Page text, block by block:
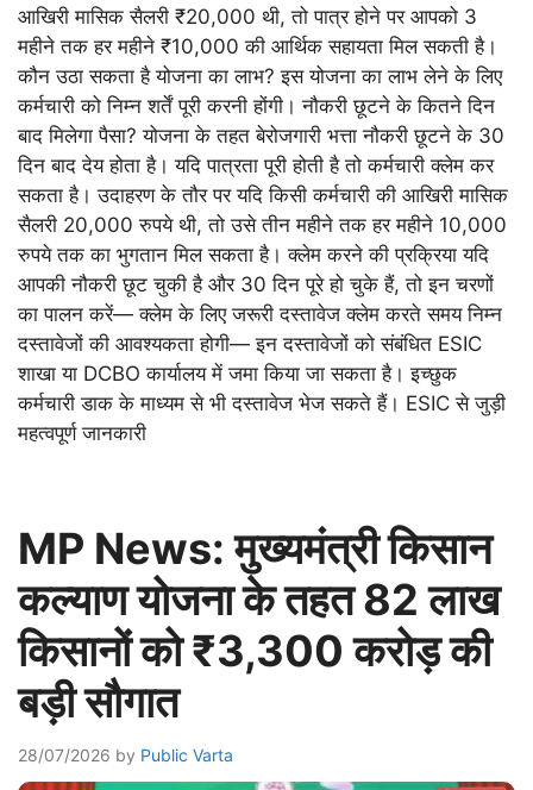
आखिरी मासिक सैलरी ₹20,000 थी, तो पात्र होने पर आपको 3
महीने तक हर महीने ₹10,000 की आर्थिक सहायता मिल सकती है।
कौन उठा सकता है योजना का लाभ? इस योजना का लाभ लेने के लिए
कर्मचारी को निम्न शर्तें पूरी करनी होंगी। नौकरी छूटने के कितने दिन
बाद मिलेगा पैसा? योजना के तहत बेरोजगारी भत्ता नौकरी छूटने के 30
दिन बाद देय होता है। यदि पात्रता पूरी होती है तो कर्मचारी क्लेम कर
सकता है। उदाहरण के तौर पर यदि किसी कर्मचारी की आखिरी मासिक
सैलरी 20,000 रुपये थी, तो उसे तीन महीने तक हर महीने 10,000
रुपये तक का भुगतान मिल सकता है। क्लेम करने की प्रक्रिया यदि
आपकी नौकरी छूट चुकी है और 30 दिन पूरे हो चुके हैं, तो इन चरणों
का पालन करें— क्लेम के लिए जरूरी दस्तावेज क्लेम करते समय निम्न
दस्तावेजों की आवश्यकता होगी— इन दस्तावेजों को संबंधित ESIC
शाखा या DCBO कार्यालय में जमा किया जा सकता है। इच्छुक
कर्मचारी डाक के माध्यम से भी दस्तावेज भेज सकते हैं। ESIC से जुड़ी
महत्वपूर्ण जानकारी
MP News: मुख्यमंत्री किसान
कल्याण योजना के तहत 82 लाख
किसानों को ₹3,300 करोड़ की
बड़ी सौगात
28/07/2026 by Public Varta